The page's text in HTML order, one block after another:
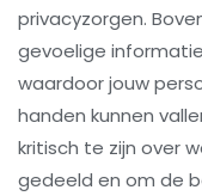
privacyzorgen.
gevoelige
waardoor jouw
handen kunnen
kritisch te zijn over
gedeeld en om de